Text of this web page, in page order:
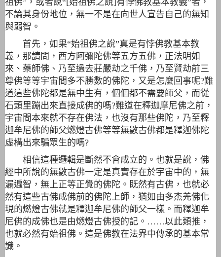
不論其身份地位，無一不是在向世人宣告自己的無知
與弱智。
首先，如果“始祖佛之說”真是有悖佛教基本教
義，那請問，西方阿彌陀佛等五方五佛，正法明如
來、藥師佛、乃至過去莊嚴劫之千佛，乃至賢劫前三
尊佛等等宇宙間多不勝數的佛陀，又是怎麼回事呢?難
道這些佛陀都是無中生有，個個都不需要師父，而從
石頭里蹦出來直接成佛的嗎?難道在釋迦摩尼佛之前，
宇宙間本來就不存在佛法，也沒有那些佛陀，乃至釋
迦牟尼佛的師父燃燈古佛等等無數古佛都是釋迦佛陀
虛構出來騙眾生的嗎?
相信這種邏輯是斷然不會成立的。也就是說，佛
經中所說的無數古佛一定是真實存在於宇宙中的，無
漏遍智，無上正等正覺的佛陀。既然有古佛，也就必
然有這些古佛成佛前的佛陀上師，猶如由多杰羌佛化
現的燃燈古佛就是釋迦牟尼佛的師父一樣。而釋迦牟
尼佛的成佛也是由燃燈古佛授的記。……以此類推，
也就必然有始祖佛。這是佛教在法界中傳承的基本常
識。